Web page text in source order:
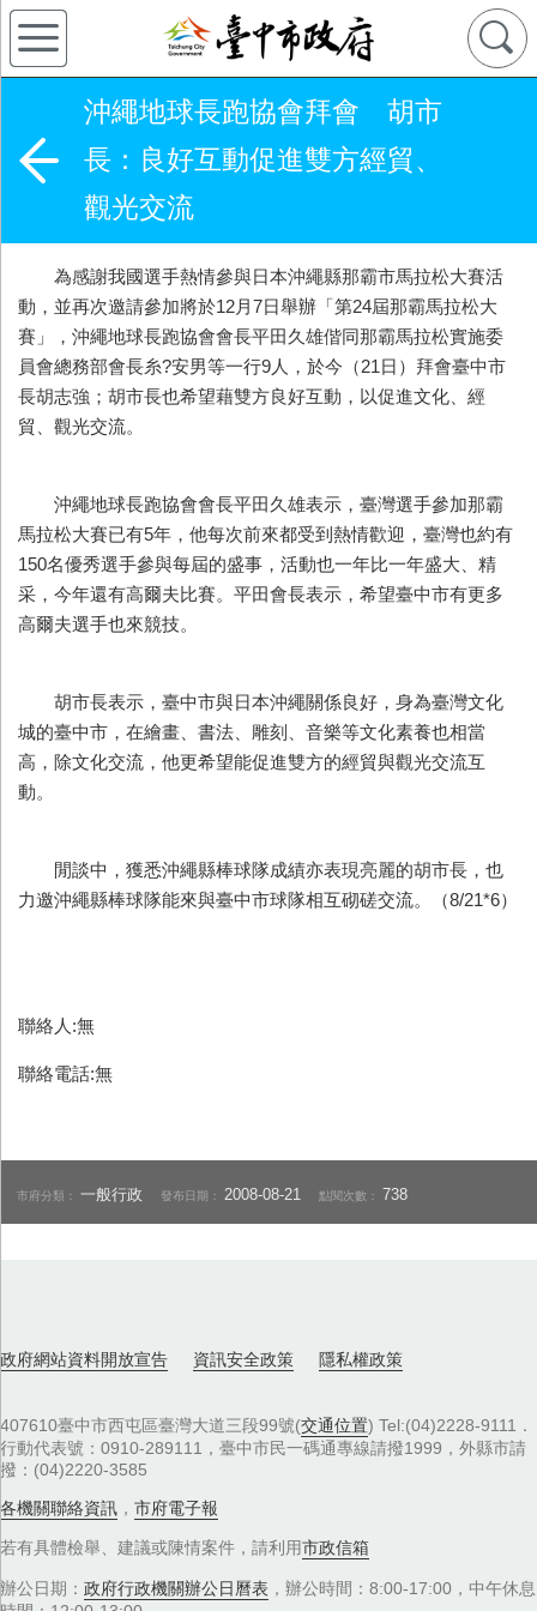
沖繩地球長跑協會拜會 胡市
長：良好互動促進雙方經貿、
觀光交流
為感謝我國選手熱情參與日本沖繩縣那霸市馬拉松大賽活
動，並再次邀請參加將於12月7日舉辦「第24屆那霸馬拉松大
賽」，沖繩地球長跑協會會長平田久雄偕同那霸馬拉松實施委
員會總務部會長糸?安男等一行9人，於今（21日）拜會臺中市
長胡志強；胡市長也希望藉雙方良好互動，以促進文化、經
貿、觀光交流。
沖繩地球長跑協會會長平田久雄表示，臺灣選手參加那霸
馬拉松大賽已有5年，他每次前來都受到熱情歡迎，臺灣也約有
150名優秀選手參與每屆的盛事，活動也一年比一年盛大、精
采，今年還有高爾夫比賽。平田會長表示，希望臺中市有更多
高爾夫選手也來競技。
胡市長表示，臺中市與日本沖繩關係良好，身為臺灣文化
城的臺中市，在繪畫、書法、雕刻、音樂等文化素養也相當
高，除文化交流，他更希望能促進雙方的經貿與觀光交流互
動。
閒談中，獲悉沖繩縣棒球隊成績亦表現亮麗的胡市長，也
力邀沖繩縣棒球隊能來與臺中市球隊相互砌磋交流。（8/21*6）
聯絡人:無
聯絡電話:無
市府分類：一般行政 發布日期： 2008-08-21 點閱次數： 738
政府網站資料開放宣告 資訊安全政策 隱私權政策
407610臺中市西屯區臺灣大道三段99號(交通位置) Tel:(04)2228-9111．
行動代表號：0910-289111，臺中市民一碼通專線請撥1999，外縣市請
撥：(04)2220-3585
各機關聯絡資訊 ， 市府電子報
若有具體檢舉、建議或陳情案件，請利用市政信箱
辦公日期： 政府行政機關辦公日曆表 ，辦公時間：8:00-17:00，中午休息